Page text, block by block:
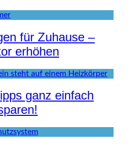
für Zuhause –
erhöhen
ganz einfach